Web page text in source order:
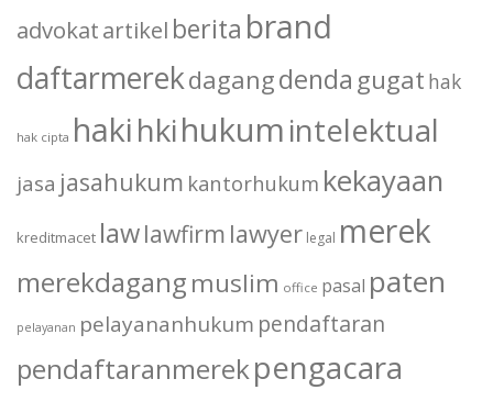
advokatartikel berita brand
daftarmerekdagangdenda gugat hak
hak cipta hakihkihukumintelektual
jasa jasahukum kantorhukum kekayaan
kreditmacet lawlawfirm lawyer legal merek
merekdagangmuslim office pasal paten
pelayanan pelayananhukum pendaftaran
pendaftaranmerekpengacara